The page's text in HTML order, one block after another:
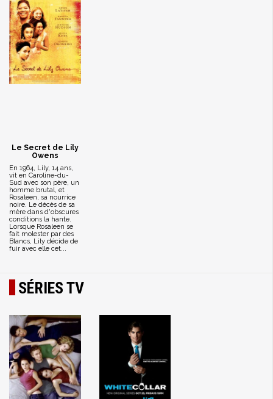
Le Secret de Lily
Owens
En 1964, Lily, 14 ans,
vit en Caroline-du-
Sud avec son père, un
homme brutal, et
Rosaleen, sa nourrice
noire. Le décès de sa
mère dans d'obscures
conditions la hante.
Lorsque Rosaleen se
fait molester par des
Blancs, Lily décide de
fuir avec elle cet...
SÉRIES TV